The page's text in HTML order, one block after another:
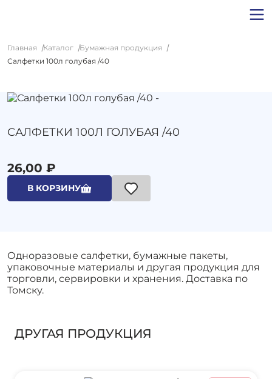
Главная Каталог
Бумажная продукция
Салфетки 100л голубая /40
САЛФЕТКИ 100Л ГОЛУБАЯ /40
26,00 ₽
В КОРЗИНУ
Одноразовые салфетки, бумажные пакеты,
упаковочные материалы и другая продукция для
торговли, сервировки и хранения. Доставка по
Томску.
ДРУГАЯ ПРОДУКЦИЯ